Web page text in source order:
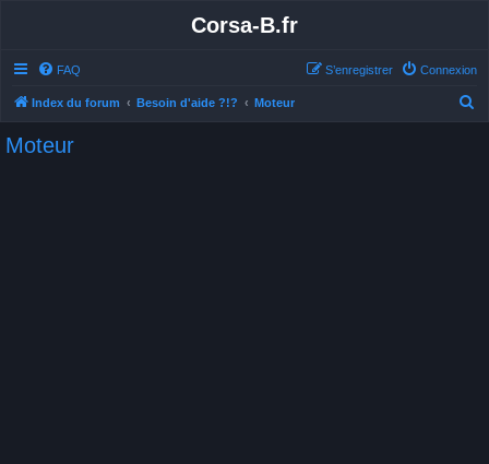
Corsa-B.fr
FAQ Connexion
S’enregistrer
Index du forum Besoin d'aide ?!? Moteur
Moteur